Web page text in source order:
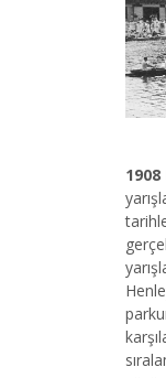
1908